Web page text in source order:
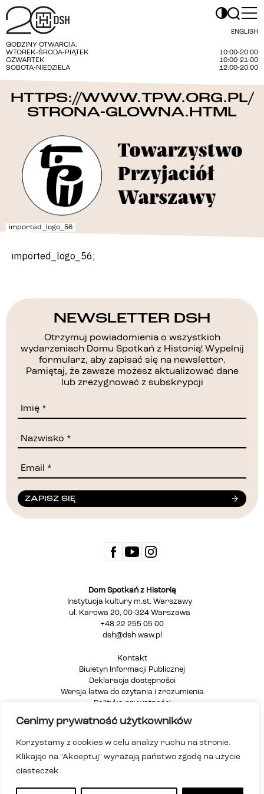
Cenimy prywatność użytkowników
Korzystamy z cookies w celu analizy ruchu na stronie.
Klikając na "Akceptuj" wyrażają państwo zgodę na użycie
ciasteczek.
ENGLISH
GODZINY OTWARCIA:
WTOREK-ŚRODA-PIĄTEK
10:00-20:00
CZWARTEK
10:00-21:00
SOBOTA-NIEDZIELA
12:00-20:00
HTTPS://WWW.TPW.ORG.PL/
STRONA-GLOWNA.HTML
imported_logo_56
imported_logo_56;
NEWSLETTER DSH
Otrzymuj powiadomienia o wszystkich
wydarzeniach Domu Spotkań z Historią! Wypełnij
formularz, aby zapisać się na newsletter.
Pamiętaj, że zawsze możesz aktualizować dane
lub zrezygnować z subskrypcji
ZAPISZ SIĘ
Dom Spotkań z Historią
Instytucja kultury m.st. Warszawy
ul. Karowa 20, 00-324 Warszawa
+48 22 255 05 00
dsh@dsh.waw.pl
Kontakt
Biuletyn Informacji Publicznej
Deklaracja dostępności
Wersja łatwa do czytania i zrozumienia
Polityka prywatności
Mapa strony